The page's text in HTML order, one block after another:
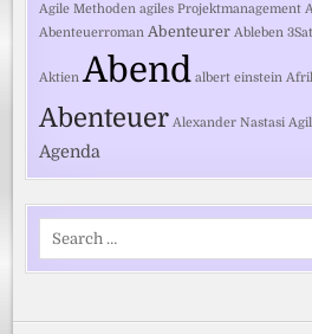
Agile Methoden agiles Projektmanagement
Abenteuerroman Abenteurer Ableben 3Sat
Aktien Abend albert einstein
Abenteuer Alexander Nastasi
Agenda
Search